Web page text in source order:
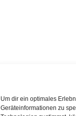
Um dir ein optimales
Geräteinformationen zu